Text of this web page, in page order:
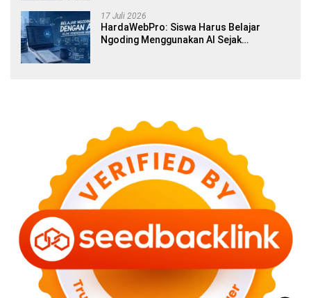
17 Juli 2026
HardaWebPro: Siswa Harus Belajar
Ngoding Menggunakan AI Sejak